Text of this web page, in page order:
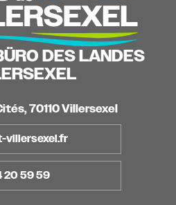
DES LANDES
70110 Villersexel
villersexel.fr
20 59 59